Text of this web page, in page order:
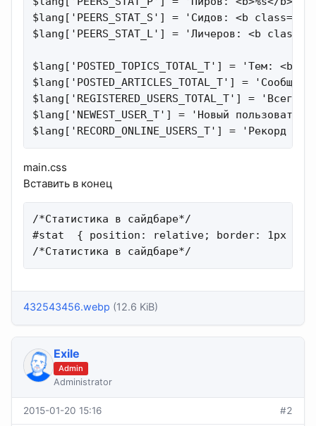
$lang['PEERS_STAT_S'] = 'Сидов: <b
$lang['PEERS_STAT_L'] = 'Личеров: <b
$lang['POSTED_TOPICS_TOTAL_T'] = 'Тем:
$lang['POSTED_ARTICLES_TOTAL_T'] =
$lang['REGISTERED_USERS_TOTAL_T'] = 'Всего
$lang['NEWEST_USER_T'] = 'Новый
$lang['RECORD_ONLINE_USERS_T'] = 'Рекорд
main.css
Вставить в конец
/*Статистика в сайдбаре*/
#stat  { position: relative; border: 1px solid
/*Статистика в сайдбаре*/
432543456.webp (12.6 KiB)
Exile
Admin
Administrator
2015-01-20 15:16 #2